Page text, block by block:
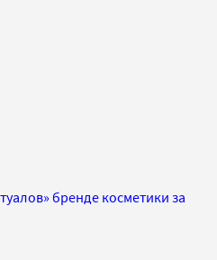
бренде косметики за